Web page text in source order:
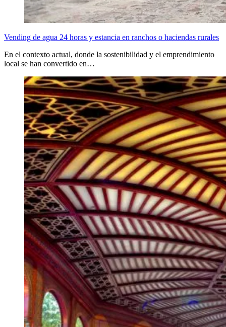
Vending de agua 24 horas y estancia en ranchos o haciendas rurales
En el contexto actual, donde la sostenibilidad y el emprendimiento
local se han convertido en…